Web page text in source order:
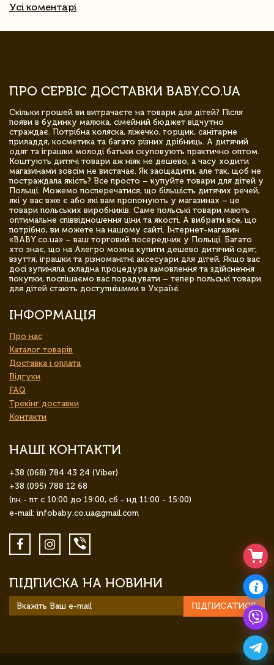
Усі коментарі
ПРО СЕРВІС ДОСТАВКИ BABY.CO.UA
Скільки грошей ви витрачаєте на товари для дітей? Після
появи в будинку малюка, сімейний бюджет відчутно
страждає. Потрібна коляска, ліжечко, горщик, санітарне
приладдя, косметика та багато різних дрібниць. А дитячий
одяг та іграшки молоді батьки скуповують практично оптом.
Коштують дитячі товари аж ніяк не дешево, а часу ходити
магазинами зовсім не вистачає. Як заощадити, але так, щоб не
постраждала якість? Все просто – купуйте товари для дітей у
Польщі. Можемо посперечатися, що більшість дитячих речей,
які у вас вже є або які вам пропонують у магазинах – це
товари польських виробників. Саме польські товари мають
оптимальне співвідношення ціни та якості. А вибрати все, що
потрібно, ви можете на нашому сайті. Інтернет-магазин
«BABY.co.ua» – ваш торговий посередник у Польщі. Багато
хто знає, що на Алегро можна купити дешево дитячий одяг,
взуття, іграшки та різноманітні аксесуари для дітей. Якщо вас
досі зупиняла складна процедура замовлення та здійснення
покупки, поспішаємо вас порадувати – тепер польські товари
для дітей стають доступнішими в Україні.
ІНФОРМАЦІЯ
Про нас
Каталог товарів
Доставка і оплата
Відгуки
FAQ
Трекінг доставки
Контакти
НАШІ КОНТАКТИ
+38 (068) 784 43 24 (Viber)
+38 (095) 788 12 68
(пн - пт с 10:00 до 19:00, сб - нд 11:00 - 15:00)
e-mail: infobaby.co.ua@gmail.com
ПІДПИСКА НА НОВИНИ
ПІДПИСАТИСЯ